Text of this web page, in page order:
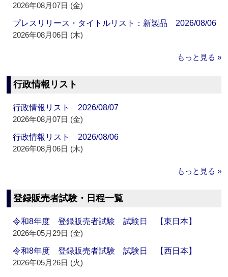
2026年08月07日 (金)
プレスリリース・タイトルリスト：新製品 2026/08/06
2026年08月06日 (木)
もっと見る »
行政情報リスト
行政情報リスト 2026/08/07
2026年08月07日 (金)
行政情報リスト 2026/08/06
2026年08月06日 (木)
もっと見る »
登録販売者試験・日程一覧
令和8年度 登録販売者試験 試験日 【東日本】
2026年05月29日 (金)
令和8年度 登録販売者試験 試験日 【西日本】
2026年05月26日 (火)